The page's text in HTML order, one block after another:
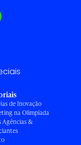
de Inovação
na Olimpíada
Agências &